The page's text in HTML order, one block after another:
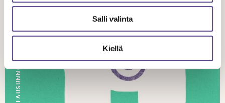
Salli valinta
Kiellä
LAUSUNNOT